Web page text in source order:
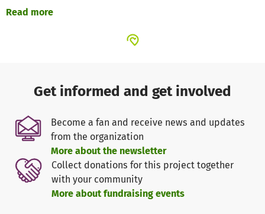
Elternteil lebensbedrohlich erkrankt ist.
Mitarbeiter, die ihre Lebenserfahrung und ihr Wissen
einbringen. Sie kümmern sich um das erkrankte Kind oder
die Geschwisterkinder, schenken den Eltern Zeit und
Aufmerksamkeit, stehen hilfreich bei Behördengängen zur
Seite u.v.m. Geschwisterkinder von schwer kranken
Kindern sind nicht erkrankt und dennoch betroffen. Die
Versorgung des erkrankten Kindes nimmt viel von der
elterlichen Zeit in Anspruch sodass die individuellen
Bedürfnisse der gesunden Geschwister häufig ungewollt
Read more
Get informed and get involved
Become a fan and receive news and updates
from the organization
More about the newsletter
Collect donations for this project together
with your community
More about fundraising events